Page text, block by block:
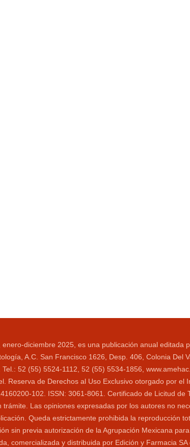
enero-diciembre 2025, es una publicación anual editada
A.C. San Francisco 1626, Desp. 406, Colonia Del
52 (55) 5524-1112, 52 (55) 5534-1856,
Reserva de Derechos al Uso Exclusivo otorgado por el
102. ISSN: 3061-8061. Certificado de Licitud de
Las opiniones expresadas por los autores no
Queda estrictamente prohibida la reproducción
sin previa autorización de la Agrupación Mexicana
comercializada y distribuida por Edición y Farmacia SA